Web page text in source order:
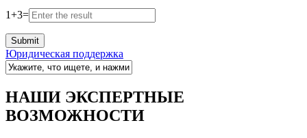
1+3=
Юридическая поддержка
НАШИ ЭКСПЕРТНЫЕ
ВОЗМОЖНОСТИ